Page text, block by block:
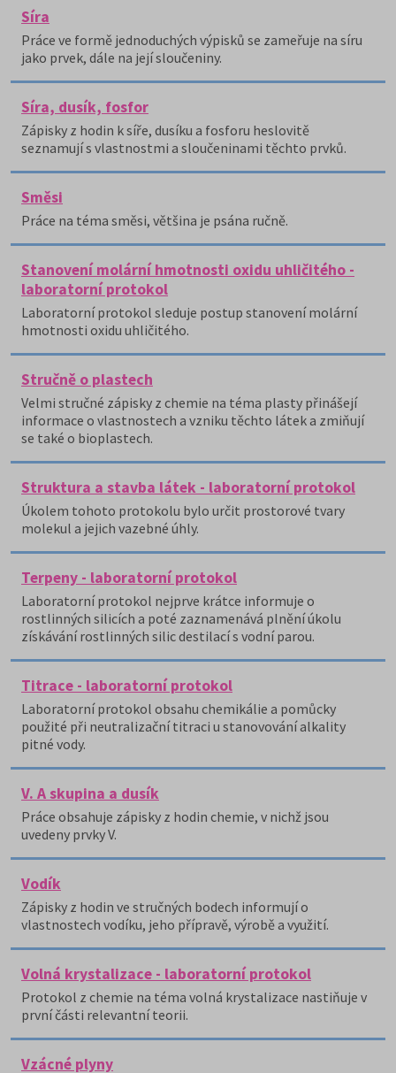
Síra
Práce ve formě jednoduchých výpisků se zameřuje na síru
jako prvek, dále na její sloučeniny.
Síra, dusík, fosfor
Zápisky z hodin k síře, dusíku a fosforu heslovitě
seznamují s vlastnostmi a sloučeninami těchto prvků.
Směsi
Práce na téma směsi, většina je psána ručně.
Stanovení molární hmotnosti oxidu uhličitého -
laboratorní protokol
Laboratorní protokol sleduje postup stanovení molární
hmotnosti oxidu uhličitého.
Stručně o plastech
Velmi stručné zápisky z chemie na téma plasty přinášejí
informace o vlastnostech a vzniku těchto látek a zmiňují
se také o bioplastech.
Struktura a stavba látek - laboratorní protokol
Úkolem tohoto protokolu bylo určit prostorové tvary
molekul a jejich vazebné úhly.
Terpeny - laboratorní protokol
Laboratorní protokol nejprve krátce informuje o
rostlinných silicích a poté zaznamenává plnění úkolu
získávání rostlinných silic destilací s vodní parou.
Titrace - laboratorní protokol
Laboratorní protokol obsahu chemikálie a pomůcky
použité při neutralizační titraci u stanovování alkality
pitné vody.
V. A skupina a dusík
Práce obsahuje zápisky z hodin chemie, v nichž jsou
uvedeny prvky V.
Vodík
Zápisky z hodin ve stručných bodech informují o
vlastnostech vodíku, jeho přípravě, výrobě a využití.
Volná krystalizace - laboratorní protokol
Protokol z chemie na téma volná krystalizace nastiňuje v
první části relevantní teorii.
Vzácné plyny